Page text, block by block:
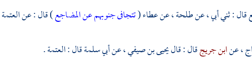
قال : ثني أبي ، عنطلحة ،عنعطاء(تتجافى جنوبهم عن المضاجع) قال : عن
،عنابن جريجقال : قاليحيى بن صيفي ،عنأبي سلمةقال : العتمة .